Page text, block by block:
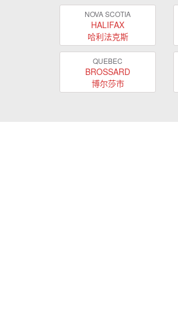
NOVA SCOTIA
HALIFAX
哈利法克斯
QUEBEC
BROSSARD
博尔莎市